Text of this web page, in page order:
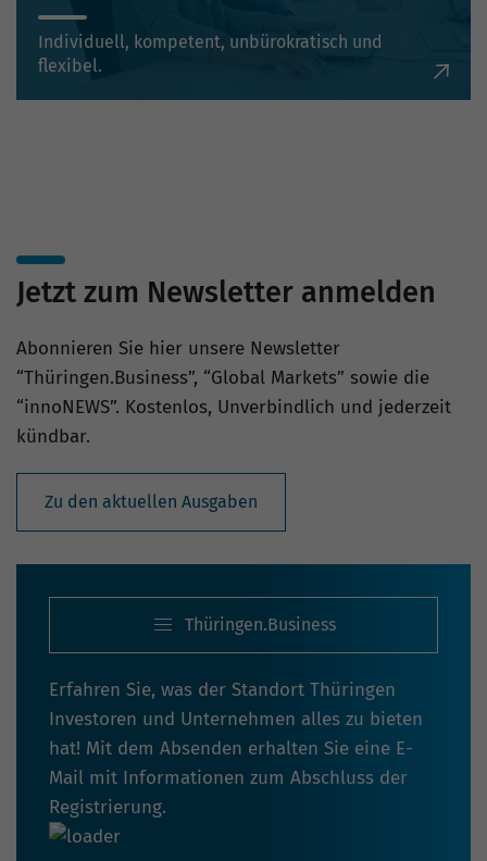
Individuell, kompetent, unbürokratisch und
flexibel.
Jetzt zum Newsletter anmelden
Abonnieren Sie hier unsere Newsletter
“Thüringen.Business”, “Global Markets” sowie die
“innoNEWS”. Kostenlos, Unverbindlich und jederzeit
kündbar.
Zu den aktuellen Ausgaben
Thüringen.Business
Erfahren Sie, was der Standort Thüringen
Investoren und Unternehmen alles zu bieten
hat! Mit dem Absenden erhalten Sie eine E-
Mail mit Informationen zum Abschluss der
Registrierung.